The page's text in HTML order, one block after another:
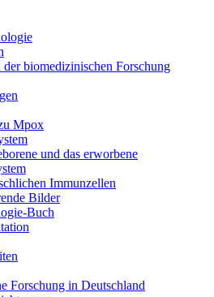
der biomedizinischen Forschung
Mpox
und das erworbene
Immunzellen
Bilder
Buch
Forschung in Deutschland